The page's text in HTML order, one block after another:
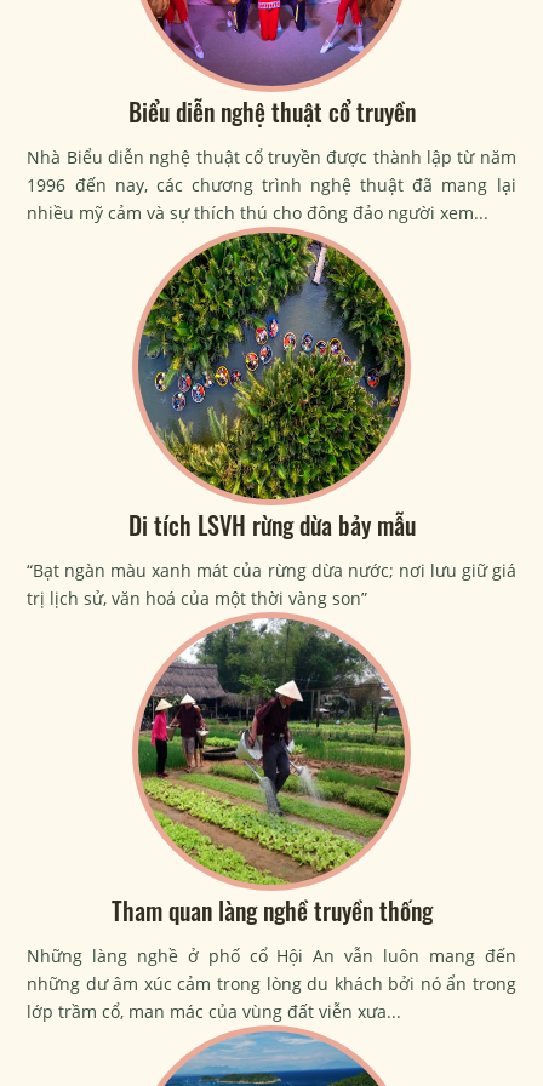
Biểu diễn nghệ thuật cổ truyền
Nhà Biểu diễn nghệ thuật cổ truyền được thành lập từ năm
1996 đến nay, các chương trình nghệ thuật đã mang lại
nhiều mỹ cảm và sự thích thú cho đông đảo người xem...
Di tích LSVH rừng dừa bảy mẫu
“Bạt ngàn màu xanh mát của rừng dừa nước; nơi lưu giữ giá
trị lịch sử, văn hoá của một thời vàng son”
Tham quan làng nghề truyền thống
Những làng nghề ở phố cổ Hội An vẫn luôn mang đến
những dư âm xúc cảm trong lòng du khách bởi nó ẩn trong
lớp trầm cổ, man mác của vùng đất viễn xưa...